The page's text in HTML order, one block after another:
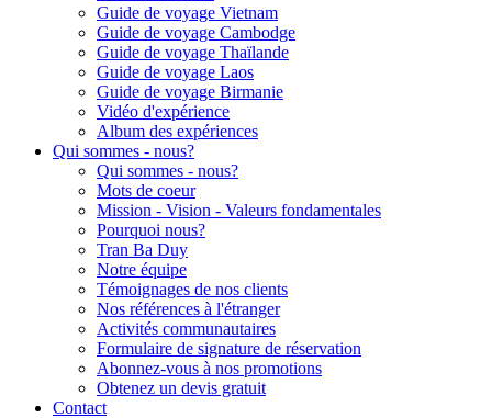
Guide de voyage Vietnam
Guide de voyage Cambodge
Guide de voyage Thaïlande
Guide de voyage Laos
Guide de voyage Birmanie
Vidéo d'expérience
Album des expériences
Qui sommes - nous?
Qui sommes - nous?
Mots de coeur
Mission - Vision - Valeurs fondamentales
Pourquoi nous?
Tran Ba Duy
Notre équipe
Témoignages de nos clients
Nos références à l'étranger
Activités communautaires
Formulaire de signature de réservation
Abonnez-vous à nos promotions
Obtenez un devis gratuit
Contact